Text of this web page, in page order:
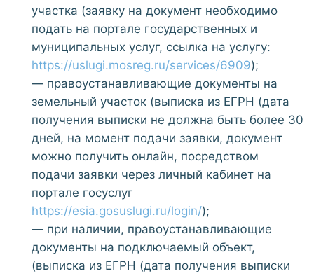
участка (заявку на документ необходимо
подать на портале государственных и
муниципальных услуг, ссылка на услугу:
https://uslugi.mosreg.ru/services/6909);
— правоустанавливающие документы на
земельный участок (выписка из ЕГРН (дата
получения выписки не должна быть более 30
дней, на момент подачи заявки, документ
можно получить онлайн, посредством
подачи заявки через личный кабинет на
портале госуслуг
https://esia.gosuslugi.ru/login/);
— при наличии, правоустанавливающие
документы на подключаемый объект,
(выписка из ЕГРН (дата получения выписки